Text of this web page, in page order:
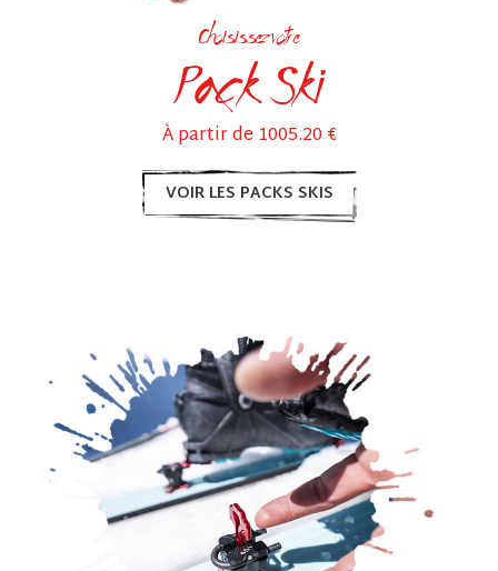
Choisissez votre
Pack Ski
À partir de 1005.20 €
VOIR LES PACKS SKIS